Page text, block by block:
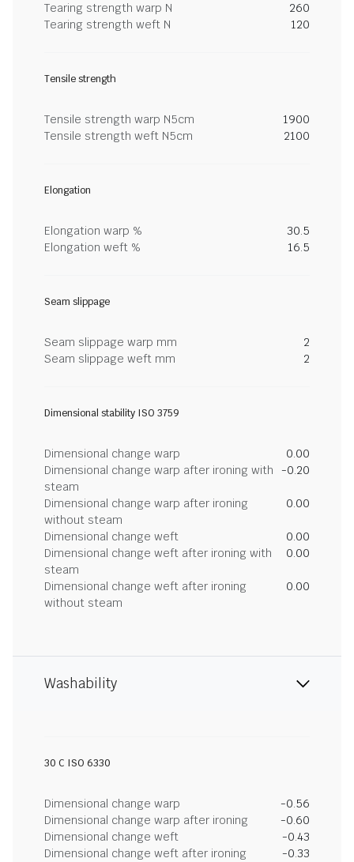
Tearing strength warp N
260
Tearing strength weft N
120
Tensile strength
Tensile strength warp N5cm
1900
Tensile strength weft N5cm
2100
Elongation
Elongation warp %
30.5
Elongation weft %
16.5
Seam slippage
Seam slippage warp mm
2
Seam slippage weft mm
2
Dimensional stability ISO 3759
Dimensional change warp
0.00
Dimensional change warp after ironing with
steam
-0.20
Dimensional change warp after ironing
without steam
0.00
Dimensional change weft
0.00
Dimensional change weft after ironing with
steam
0.00
Dimensional change weft after ironing
without steam
0.00
Washability
30 C ISO 6330
Dimensional change warp
-0.56
Dimensional change warp after ironing
-0.60
Dimensional change weft
-0.43
Dimensional change weft after ironing
-0.33